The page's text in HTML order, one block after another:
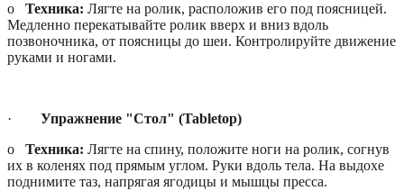
o Техника: Лягте на ролик, расположив его под поясницей.
Медленно перекатывайте ролик вверх и вниз вдоль
позвоночника, от поясницы до шеи. Контролируйте движение
руками и ногами.
· Упражнение "Стол" (Tabletop)
o Техника: Лягте на спину, положите ноги на ролик, согнув
их в коленях под прямым углом. Руки вдоль тела. На выдохе
поднимите таз, напрягая ягодицы и мышцы пресса.